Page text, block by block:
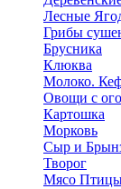
Лесные
Грибы
Брусника
Клюква
Молоко.
Овощи с
Картошка
Морковь
Сыр и
Творог
Мясо